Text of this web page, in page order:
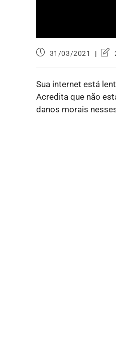
31/03/2021
Sua internet está
Acredita que não
danos morais